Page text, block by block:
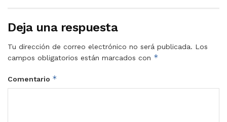
Deja una respuesta
Tu dirección de correo electrónico no será publicada. Los
campos obligatorios están marcados con *
Comentario *